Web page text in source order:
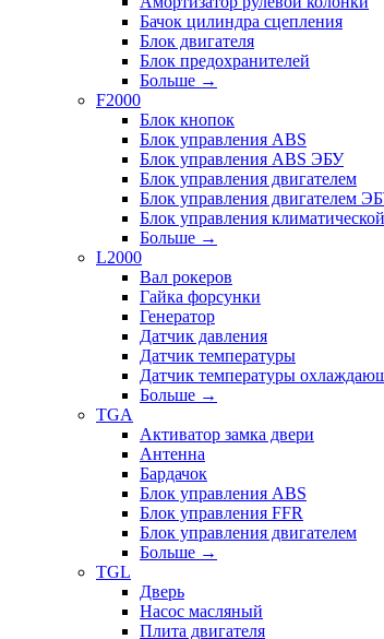
Бачок цилиндра сцепления
Блок двигателя
Блок предохранителей
Больше →
F2000
Блок кнопок
Блок управления ABS
Блок управления ABS ЭБУ
Блок управления двигателем
Блок управления двигателем
Блок управления
Больше →
L2000
Вал рокеров
Гайка форсунки
Генератор
Датчик давления
Датчик температуры
Датчик температуры
Больше →
TGA
Активатор замка двери
Антенна
Бардачок
Блок управления ABS
Блок управления FFR
Блок управления двигателем
Больше →
TGL
Дверь
Насос масляный
Плита двигателя